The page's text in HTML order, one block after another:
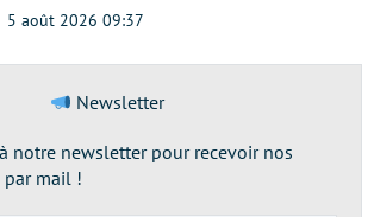
5 août 2026 09:37
Newsletter
notre newsletter pour recevoir nos
par mail !